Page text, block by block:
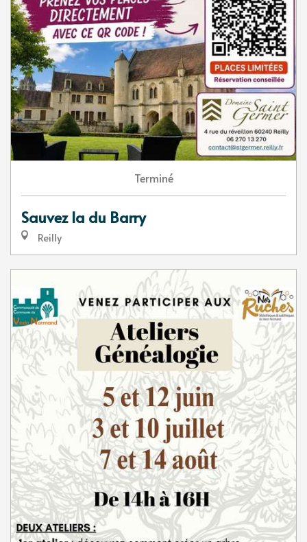
Terminé
Sauvez la du Barry
Reilly